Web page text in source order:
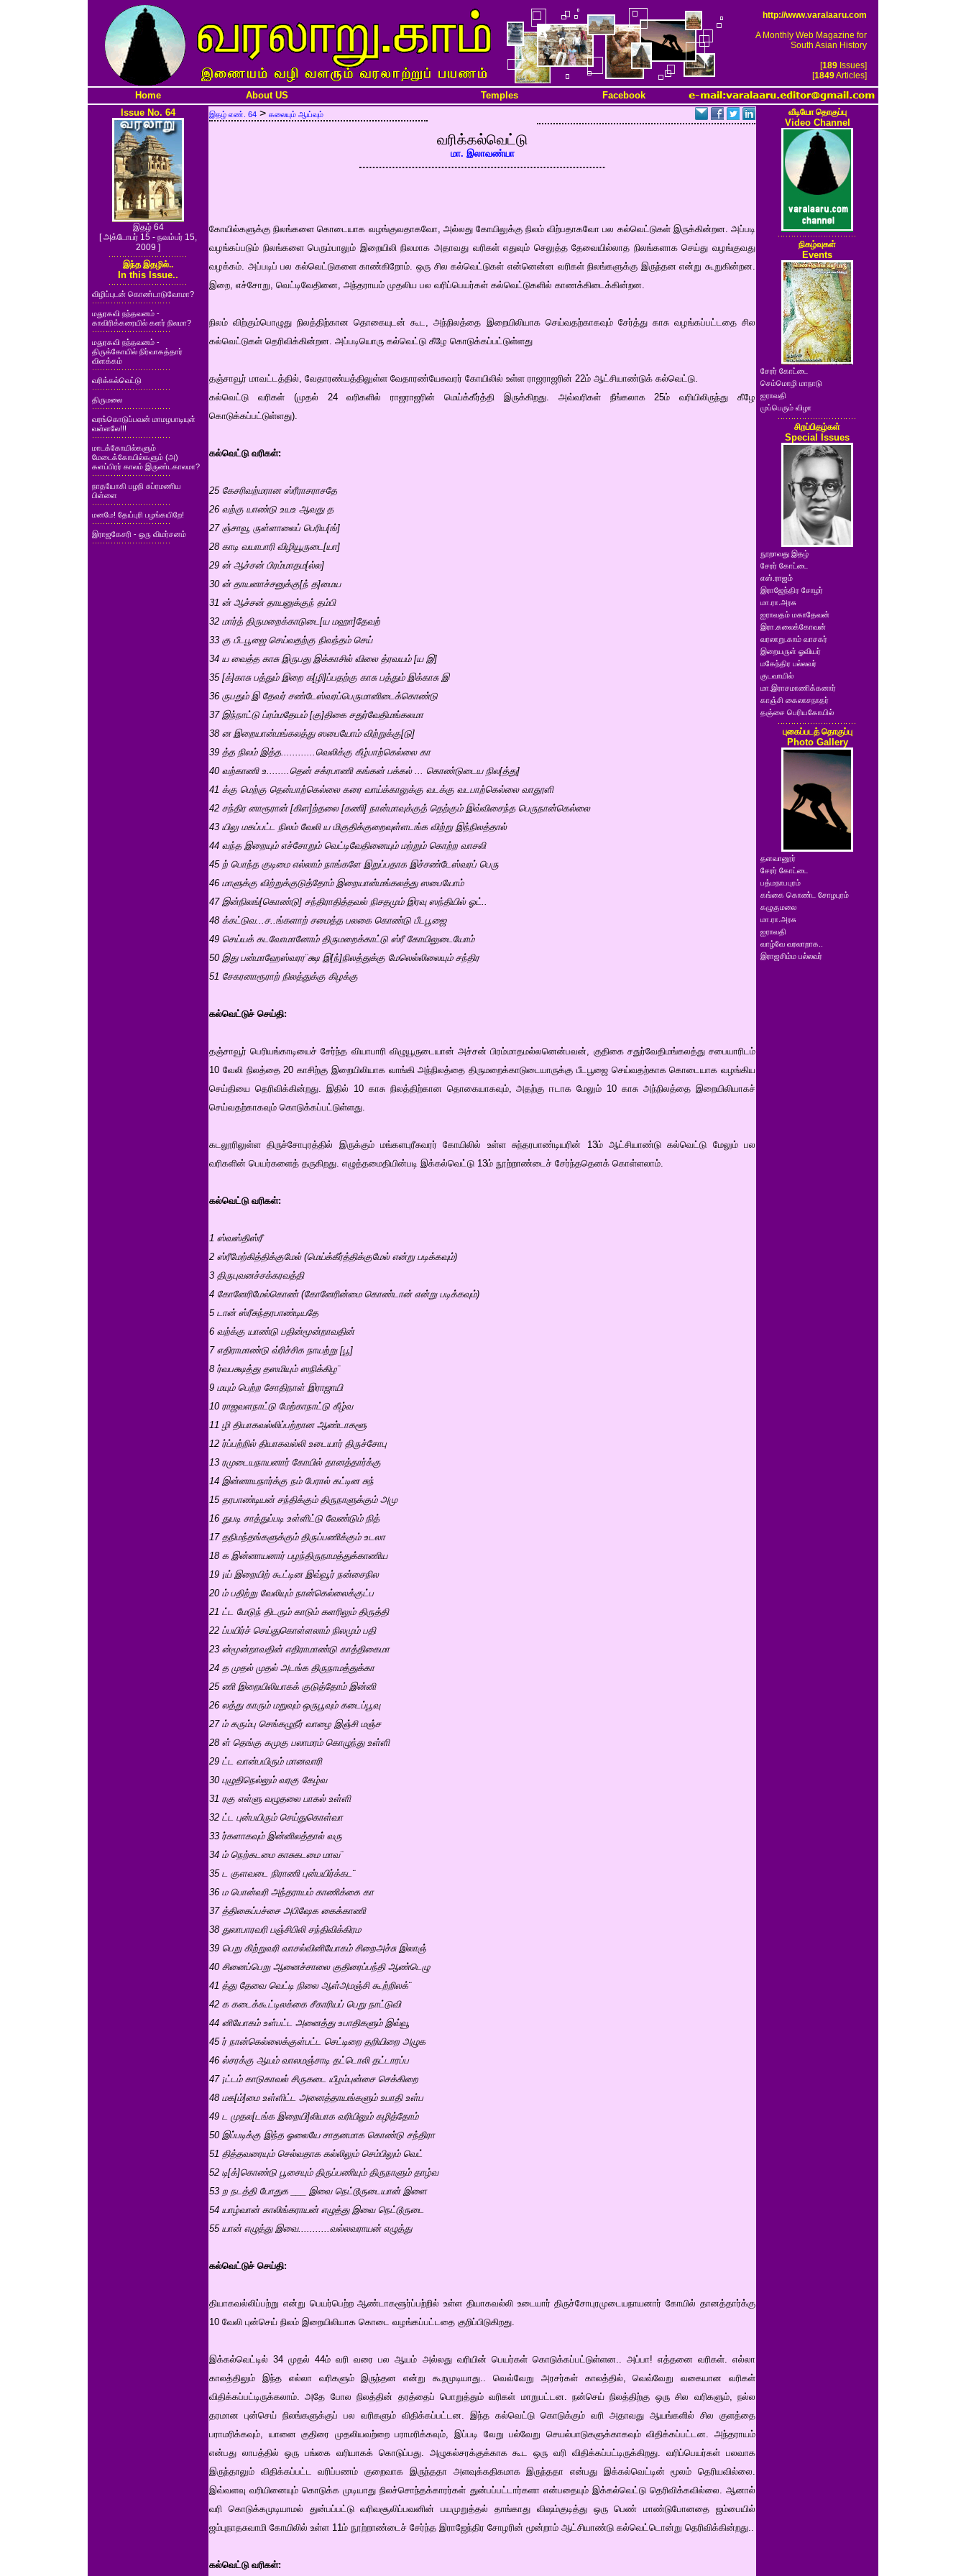
http://www.varalaaru.com
A Monthly Web Magazine for
South Asian History
[189Issues]
[1849Articles]
Home About US Temples
Facebook
Issue No. 64
இதழ் 64
[ அக்டோபர் 15 - நவம்பர் 15,
2009 ]
இந்த இதழில்..
In this Issue..
விழிப்புடன் கொண்டாடுவோமா?
மதுரகவி நந்தவனம் -
காவிரிக்கரையில் களர் நிலமா?
மதுரகவி நந்தவனம் -
திருக்கோயில் நிர்வாகத்தார்
விளக்கம்
வரிக்கல்வெட்டு
திருமலை
வரங்கொடுப்பவன் மாமழபாடியுள்
வள்ளலே!!!
மாடக்கோயில்களும்
மேடைக்கோயில்களும் (அ)
களப்பிரர் காலம் இருண்டகாலமா?
நாதயோகி பழநி சுப்ரமணிய
பிள்ளை
மனமே! தேய்புரி பழங்கயிறே!
இராஜகேசரி - ஒரு விமர்சனம்
இதழ் எண். 64 > கலையும் ஆய்வும்
வரிக்கல்வெட்டு
மா. இலாவண்யா
கோயில்களுக்கு நிலங்களை கொடையாக வழங்குவதாகவோ, அல்லது கோயிலுக்கு நிலம் விற்பதாகவோ பல கல்வெட்டுகள் இருக்கின்றன. அப்படி
வழங்கப்படும் நிலங்களை பெரும்பாலும் இறையிலி நிலமாக அதாவது வரிகள் எதுவும் செலுத்த தேவையில்லாத நிலங்களாக செய்து வழங்குவது
வழக்கம். அப்படிப் பல கல்வெட்டுகளை காண்கிறோம். ஒரு சில கல்வெட்டுகள் என்னென்ன வரிகள் நிலங்களுக்கு இருந்தன என்று கூறுகின்றன.
இறை, எச்சோறு, வெட்டிவேதினை, அந்தராயம் முதலிய பல வரிப்பெயர்கள் கல்வெட்டுகளில் காணக்கிடைக்கின்றன.
நிலம் விற்கும்பொழுது நிலத்திற்கான தொகையுடன் கூட, அந்நிலத்தை இறையிலியாக செய்வதற்காகவும் சேர்த்து காசு வழங்கப்பட்டதை சில
கல்வெட்டுகள் தெரிவிக்கின்றன. அப்படியொரு கல்வெட்டு கீழே கொடுக்கப்பட்டுள்ளது
தஞ்சாவூர் மாவட்டத்தில், வேதாரண்யத்திலுள்ள வேதாரண்யேசுவரர் கோயிலில் உள்ள ராஜராஜரின் 22ம் ஆட்சியாண்டுக் கல்வெட்டு.
கல்வெட்டு வரிகள் (முதல் 24 வரிகளில் ராஜராஜரின் மெய்க்கீர்த்தி இருக்கிறது. அவ்வரிகள் நீங்கலாக 25ம் வரியிலிருந்து கீழே
கொடுக்கப்பட்டுள்ளது).
கல்வெட்டு வரிகள்:
25 கேசரிவற்மரான ஸ்ரீராசராசதே
26 வற்கு யாண்டு உயஉ ஆவது த
27 ஞ்சாவூ ருள்ளாலைப் பெரிய[ங்]
28 காடி வயாபாரி விழியூருடை[யா]
29 ன் ஆச்சன் பிரம்மாதம[ல்ல]
30 ன் தாயனாச்சனுக்கு[ந் த]மைய
31 ன் ஆச்சன் தாயனுக்குந் தம்பி
32 மார்த் திருமறைக்காடுடை[ய மஹா]தேவற்
33 கு பீடபூஜை செய்வதற்கு நிவந்தம் செய்
34 ய வைத்த காசு இருபது இக்காசில் விலை த்ரவயம் [ய இ]
35 [க்]காசு பத்தும் இறை க[ழி]ப்பதற்கு காசு பத்தும் இக்காசு இ
36 ருபதும் இ தேவர் சண்டேஸ்வரப்பெருமானிடைக்கொண்டு
37 இந்நாட்டு ப்ரம்மதேயம் [கு]திகை சதுர்வேதிமங்கலமா
38 ன இறையான்மங்கலத்து ஸபையோம் விற்றுக்கு[டு]
39 த்த நிலம் இத்த............வெலிக்கு கீழ்பாற்கெல்லை கா
40 வற்காணி உ........தென் சக்ரபாணி கங்கன் பக்கல் ... கொண்டுடைய நில[த்து]
41 க்கு மெற்கு தென்பாற்கெல்லை கரை வாய்க்காலுக்கு வடக்கு வடபாற்கெல்லை வாதூளி
42 சந்திர னாரூரான் [கிள]ற்தலை [கணி] நான்மாவுக்குத் தெற்கும் இவ்விசைந்த பெருநான்கெல்லை
43 யிலு மகப்பட்ட நிலம் வேலி ய மிகுதிக்குறைவுள்ளடங்க விற்று இந்நிலத்தால்
44 வந்த இறையும் எச்சோறும் வெட்டிவேதினையும் மற்றும் கொற்ற வாசலி
45 ற் பொந்த குடிமை எல்லாம் நாங்களே இறுப்பதாக இச்சண்டேஸ்வரப் பெரு
46 மாளுக்கு விற்றுக்குடுத்தோம் இறையான்மங்கலத்து ஸபையோம்
47 இன்நிலங்[கொண்டு] சந்திராதித்தவல் நிசதமும் இரவு ஸந்தியில் ஓட்..
48 க்கட்டுவ...ச..ங்களாற் சமைத்த பலகை கொண்டு பீடபூஜை
49 செய்யக் கடவோமானோம் திருமறைக்காட்டு ஸ்ரீ கோயிலுடையோம்
50 இது பன்மாஹேஸ்வரர¨க்ஷ இ[ந்]நிலத்துக்கு மேலெல்லிலையும் சந்திர
51 சேகரனாரூராற் நிலத்துக்கு கிழக்கு
கல்வெட்டுச் செய்தி:
தஞ்சாவூர் பெரியங்காடியைச் சேர்ந்த வியாபாரி விழுயூருடையான் அச்சன் பிரம்மாதமல்லனென்பவன், குதிகை சதுர்வேதிமங்கலத்து சபையாரிடம்
10 வேலி நிலத்தை 20 காசிற்கு இறையிலியாக வாங்கி அந்நிலத்தை திருமறைக்காடுடையாருக்கு பீடபூஜை செய்வதற்காக கொடையாக வழங்கிய
செய்தியை தெரிவிக்கின்றது. இதில் 10 காசு நிலத்திற்கான தொகையாகவும், அதற்கு ஈடாக மேலும் 10 காசு அந்நிலத்தை இறையிலியாகச்
செய்வதற்காகவும் கொடுக்கப்பட்டுள்ளது.
கடலூரிலுள்ள திருச்சோபுரத்தில் இருக்கும் மங்களபுரீசுவரர் கோயிலில் உள்ள சுந்தரபாண்டியரின் 13ம் ஆட்சியாண்டு கல்வெட்டு மேலும் பல
வரிகளின் பெயர்களைத் தருகிறது. எழுத்தமைதியின்படி இக்கல்வெட்டு 13ம் நூற்றாண்டைச் சேர்ந்ததெனக் கொள்ளலாம்.
கல்வெட்டு வரிகள்:
1 ஸ்வஸ்திஸ்ரீ
2 ஸ்ரீமேற்கித்திக்குமேல் (மெய்க்கீர்த்திக்குமேல் என்று படிக்கவும்)
3 திருபுவனச்சக்கரவத்தி
4 கோனேரிமேல்கொண் (கோனேரின்மை கொண்டான் என்று படிக்கவும்)
5 டான் ஸ்ரீசுந்தரபாண்டியதே
6 வற்க்கு யாண்டு பதின்மூன்றாவதின்
7 எதிராமாண்டு வ்ரிச்சிக நாயற்று [பூ]
8 ர்வபக்ஷத்து தஸமியும் ஸநிக்கிழ¨
9 மயும் பெற்ற சோதிநாள் இராஜாயி
10 ராஜவளநாட்டு மேற்காநாட்டு கீழ்வ
11 ழி தியாகவல்லிப்பற்றான ஆண்டாகளூ
12 ர்ப்பற்றில் தியாகவல்லி உடையார் திருச்சோபு
13 ரமுடையநாயனார் கோயில் தானத்தார்க்கு
14 இன்னாயநார்க்கு நம் பேரால் கட்டின சுந்
15 தரபாண்டியன் சந்திக்கும் திருநாளுக்கும் அமு
16 துபடி சாத்துப்படி உள்ளிட்டு வேண்டும் நித்
17 தநிமந்தங்களுக்கும் திருப்பணிக்கும் உடலா
18 க இன்னாயனார் பழந்திருநாமத்துக்காணிய
19 ¡ய் இறையிற் கூட்டின இவ்வூர் நன்சைநில
20 ம் பதிற்று வேலியும் நான்கெல்லைக்குட்ப
21 ட்ட மேடுந் திடரும் காடும் களரிலும் திருத்தி
22 ப்பயிர்ச் செய்துகொள்ளலாம் நிலமும் பதி
23 ன்மூன்றாவதின் எதிராமாண்டு காத்திகைமா
24 த முதல் முதல் அடங்க திருநாமத்துக்கா
25 ணி இறையிலியாகக் குடுத்தோம் இன்னி
26 லத்து காரும் மறுவும் ஒருபூவும் கடைப்பூவு
27 ம் கரும்பு செங்கழுநீர் வாழை இஞ்சி மஞ்ச
28 ள் தெங்கு கமுகு பலாமரம் கொழுந்து உள்ளி
29 ட்ட வான்பயிரும் மானவாரி
30 புழுதிநெல்லும் வரகு கேழ்வ
31 ரகு எள்ளு வழுதலை பாகல் உள்ளி
32 ட்ட புன்பயிரும் செய்துகொள்வா
33 ர்களாகவும் இன்னிலத்தால் வரு
34 ம் நெற்கடமை காசுகடமை மாவ¨
35 ட குளவடை நிராணி புன்பயிர்க்கட¨
36 ம பொன்வரி அந்தராயம் காணிக்கை கா
37 த்திகைப்பச்சை அபிஷேக கைக்காணி
38 துலாபாரவரி பஞ்சிபிலி சந்திவிக்கிரம
39 பெறு கிற்றுவரி வாசல்வினியோகம் சிறைஅச்சு இலாஞ்
40 சினைப்பெறு ஆனைச்சாலை குதிரைப்பந்தி ஆண்டெழு
41 த்து தேவை வெட்டி நிலை ஆள்அமஞ்சி கூற்றிலக்¨
42 க கடைக்கூட்டிலக்கை சீகாரியப் பெறு நாட்டுவி
44 னியோகம் உள்பட்ட அனைத்து உபாதிகளும் இவ்வூ
45 ர் நான்கெல்லைக்குள்பட்ட செட்டிறை தறியிறை அழுக
46 ல்சரக்கு ஆயம் வாலமஞ்சாடி தட்டொலி தட்டாரப்ப
47 ¡ட்டம் காடுகாவல் சிருகடை யீழம்புன்சை செக்கிறை
48 மக[ம்]மை உள்ளிட்ட அனைத்தாயங்களும் உபாதி உள்ப
49 ட முதல[டங்க இறையி]லியாக வரியிலும் கழித்தோம்
50 இப்படிக்கு இந்த ஓலையே சாதனமாக கொண்டு சந்திரா
51 தித்தவரையும் செல்வதாக கல்லிலும் செம்பிலும் வெட்
52 டி[க்]கொண்டு பூசையும் திருப்பணியும் திருநாளும் தாழ்வ
53 ற நடத்தி போதுக ___ இவை நெட்டூருடையான் இளை
54 யாழ்வான் காலிங்கராயன் எழுத்து இவை நெட்டூருடை
55 யான் எழுத்து இவை...........வல்லவராயன் எழுத்து
கல்வெட்டுச் செய்தி:
தியாகவல்லிப்பற்று என்று பெயர்பெற்ற ஆண்டாகளூர்ப்பற்றில் உள்ள தியாகவல்லி உடையார் திருச்சோபுரமுடையநாயனார் கோயில் தானத்தார்க்கு
10 வேலி புன்செய் நிலம் இறையிலியாக கொடை வழங்கப்பட்டதை குறிப்பிடுகிறது.
இக்கல்வெட்டில் 34 முதல் 44ம் வரி வரை பல ஆயம் அல்லது வரியின் பெயர்கள் கொடுக்கப்பட்டுள்ளன.. அப்பா! எத்தனை வரிகள். எல்லா
காலத்திலும் இந்த எல்லா வரிகளும் இருந்தன என்று கூறமுடியாது.. வெவ்வேறு அரசர்கள் காலத்தில், வெவ்வேறு வகையான வரிகள்
விதிக்கப்பட்டிருக்கலாம். அதே போல நிலத்தின் தரத்தைப் பொறுத்தும் வரிகள் மாறுபட்டன. நன்செய் நிலத்திற்கு ஒரு சில வரிகளும், நல்ல
தரமான புன்செய் நிலங்களுக்குப் பல வரிகளும் விதிக்கப்பட்டன. இந்த கல்வெட்டு கொடுக்கும் வரி அதாவது ஆயங்களில் சில குளத்தை
பராமரிக்கவும், யானை குதிரை முதலியவற்றை பராமரிக்கவும், இப்படி வேறு பல்வேறு செயல்பாடுகளுக்காகவும் விதிக்கப்பட்டன. அந்தராயம்
என்பது லாபத்தில் ஒரு பங்கை வரியாகக் கொடுப்பது. அழுகல்சரக்குக்காக கூட ஒரு வரி விதிக்கப்பட்டிருக்கிறது. வரிப்பெயர்கள் பலவாக
இருந்தாலும் விதிக்கப்பட்ட வரிப்பணம் குறைவாக இருந்ததா அளவுக்கதிகமாக இருந்ததா என்பது இக்கல்வெட்டின் மூலம் தெரியவில்லை.
இவ்வளவு வரியினையும் கொடுக்க முடியாது நிலச்சொந்தக்காரர்கள் துன்பப்பட்டார்களா என்பதையும் இக்கல்வெட்டு தெரிவிக்கவில்லை. ஆனால்
வரி கொடுக்கமுடியாமல் துன்பப்பட்டு வரிவசூலிப்பவனின் பயமுறுத்தல் தாங்காது விஷம்குடித்து ஒரு பெண் மாண்டுபோனதை ஜம்பையில்
ஜம்புநாதசுவாமி கோயிலில் உள்ள 11ம் நூற்றாண்டைச் சேர்ந்த இராஜேந்திர சோழரின் மூன்றாம் ஆட்சியாண்டு கல்வெட்டொன்று தெரிவிக்கின்றது..
கல்வெட்டு வரிகள்:
வீடியோ தொகுப்பு
Video Channel
நிகழ்வுகள்
Events
சேரர் கோட்டை
செம்மொழி மாநாடு
ஐராவதி
முப்பெரும் விழா
சிறப்பிதழ்கள்
Special Issues
நூறாவது இதழ்
சேரர் கோட்டை
எஸ்.ராஜம்
இராஜேந்திர சோழர்
மா.ரா.அரசு
ஐராவதம் மகாதேவன்
இரா.கலைக்கோவன்
வரலாறு.காம் வாசகர்
இறையருள் ஓவியர்
மகேந்திர பல்லவர்
குடவாயில்
மா.இராசமாணிக்கனார்
காஞ்சி கைலாசநாதர்
தஞ்சை பெரியகோயில்
புகைப்படத் தொகுப்பு
Photo Gallery
தளவானூர்
சேரர் கோட்டை
பத்மநாபபுரம்
கங்கை கொண்ட சோழபுரம்
கழுகுமலை
மா.ரா.அரசு
ஐராவதி
வாழ்வே வரலாறாக..
இராஜசிம்ம பல்லவர்